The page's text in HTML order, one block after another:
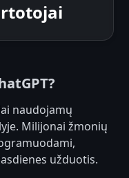
naudojamų
Milijonai žmonių
užduotis.